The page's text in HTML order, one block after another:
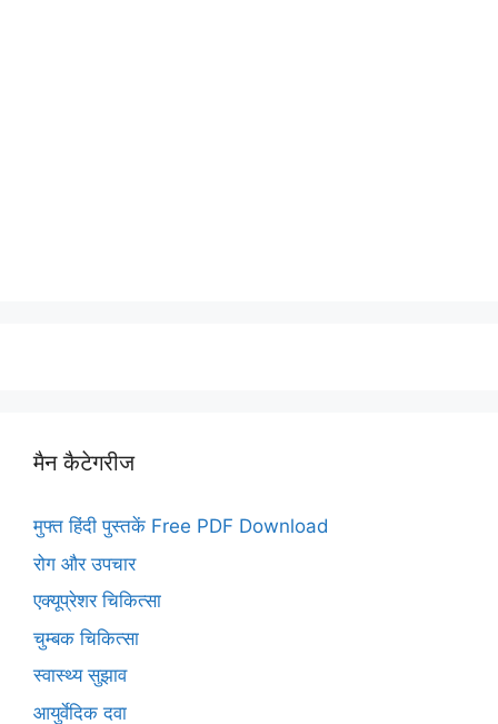
मैन कैटेगरीज
मुफ्त हिंदी पुस्तकें Free PDF Download
रोग और उपचार
एक्यूप्रेशर चिकित्सा
चुम्बक चिकित्सा
स्वास्थ्य सुझाव
आयुर्वेदिक दवा